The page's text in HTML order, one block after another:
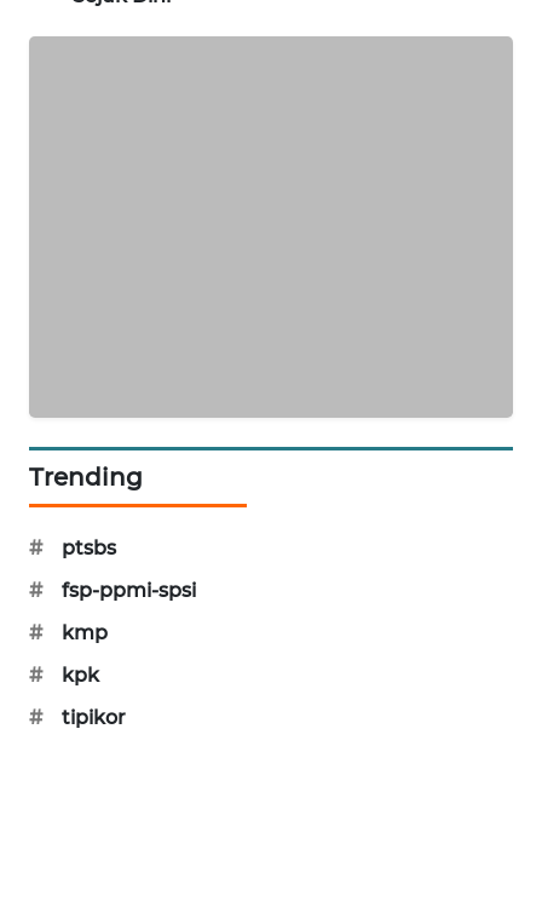
Trending
#
ptsbs
#
fsp-ppmi-spsi
#
kmp
#
kpk
#
tipikor
FORWAMKI
ALPERKLINAS
FORJASIDA
TAMBANG
NEWS